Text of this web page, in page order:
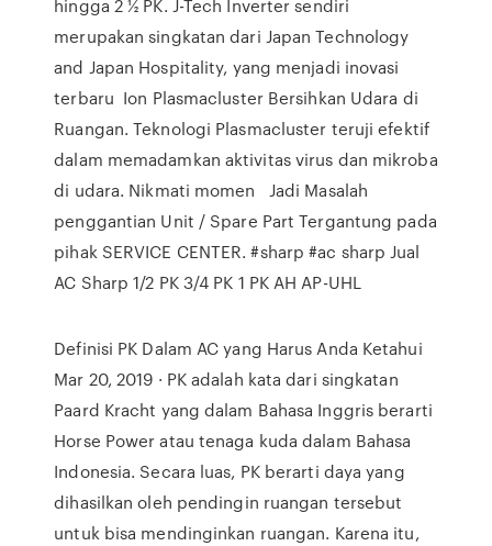
hingga 2 ½ PK. J-Tech Inverter sendiri
merupakan singkatan dari Japan Technology
and Japan Hospitality, yang menjadi inovasi
terbaru Ion Plasmacluster Bersihkan Udara di
Ruangan. Teknologi Plasmacluster teruji efektif
dalam memadamkan aktivitas virus dan mikroba
di udara. Nikmati momen Jadi Masalah
penggantian Unit / Spare Part Tergantung pada
pihak SERVICE CENTER. #sharp #ac sharp Jual
AC Sharp 1/2 PK 3/4 PK 1 PK AH AP-UHL
Definisi PK Dalam AC yang Harus Anda Ketahui
Mar 20, 2019 · PK adalah kata dari singkatan
Paard Kracht yang dalam Bahasa Inggris berarti
Horse Power atau tenaga kuda dalam Bahasa
Indonesia. Secara luas, PK berarti daya yang
dihasilkan oleh pendingin ruangan tersebut
untuk bisa mendinginkan ruangan. Karena itu,